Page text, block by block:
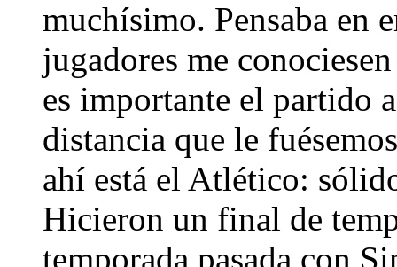
muchísimo. Pensaba en
jugadores me
es importante el partido
distancia que le
ahí está el Atlético:
Hicieron un final de
temporada pasada con